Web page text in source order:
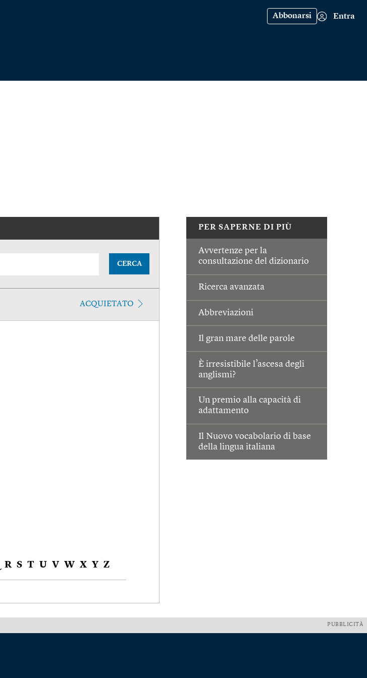
Abbonarsi Entra
PER SAPERNE DI PIÙ
Avvertenze per la
consultazione del dizionario
Ricerca avanzata
Abbreviazioni
Il gran mare delle parole
È irresistibile l’ascesa degli
anglismi?
Un premio alla capacità di
adattamento
Il Nuovo vocabolario di base
della lingua italiana
CERCA
ACQUIETATO
R S T U V W X Y Z
PUBBLICITÀ